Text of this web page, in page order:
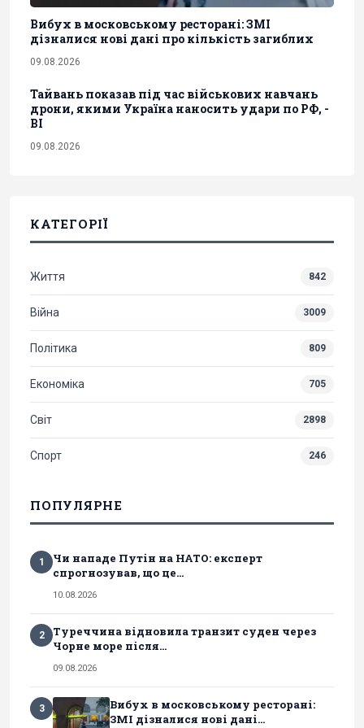
Вибух в московському ресторані: ЗМІ
дізналися нові дані про кількість загиблих
09.08.2026
Тайвань показав під час військових навчань
дрони, якими Україна наносить удари по РФ, -
BI
09.08.2026
КАТЕГОРІЇ
Життя 842
Війна 3009
Політика 809
Економіка 705
Світ 2898
Спорт 246
ПОПУЛЯРНЕ
1
Чи нападе Путін на НАТО: експерт
спрогнозував, що це...
10.08.2026
2
Туреччина відновила транзит суден через
Чорне море після...
09.08.2026
3
Вибух в московському ресторані:
ЗМІ дізналися нові дані...